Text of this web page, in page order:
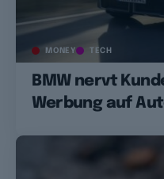
MONEY TECH
BMW nervt
Werbung auf